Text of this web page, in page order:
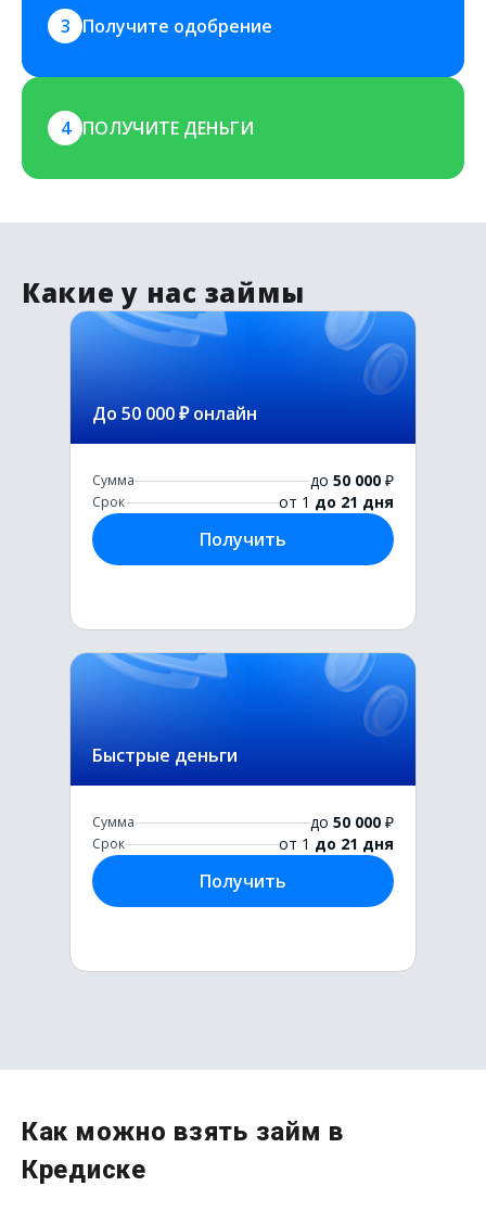
3 Получите одобрение
4 ПОЛУЧИТЕ ДЕНЬГИ
Какие у нас займы
До 50 000 ₽ онлайн
Сумма до 50 000 ₽
Срок от 1 до 21 дня
Получить
Быстрые деньги
Сумма до 50 000 ₽
Срок от 1 до 21 дня
Получить
Сумма
Как можно взять займ в
Кредиске